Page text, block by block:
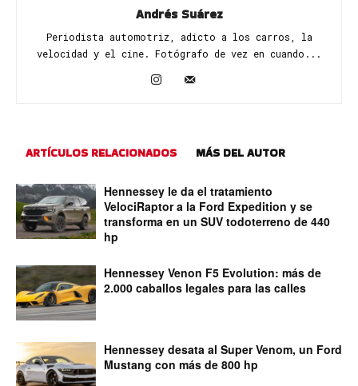
Andrés Suárez
Periodista automotriz, adicto a los carros, la
velocidad y el cine. Fotógrafo de vez en cuando...
ARTÍCULOS RELACIONADOS MÁS DEL AUTOR
Hennessey le da el tratamiento
VelociRaptor a la Ford Expedition y se
transforma en un SUV todoterreno de 440
hp
Hennessey Venon F5 Evolution: más de
2.000 caballos legales para las calles
Hennessey desata al Super Venom, un Ford
Mustang con más de 800 hp